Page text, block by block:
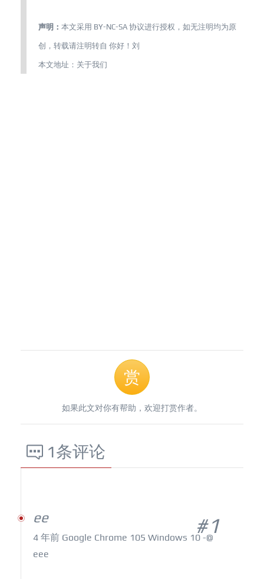
声明： 本文采用 BY-NC-SA 协议进行授权，如无注明均为原
创，转载请注明转自 你好！刘
本文地址： 关于我们
赏
如果此文对你有帮助，欢迎打赏作者。
1条评论
#1
ee
4 年前 Google Chrome 105 Windows 10 -@
eee